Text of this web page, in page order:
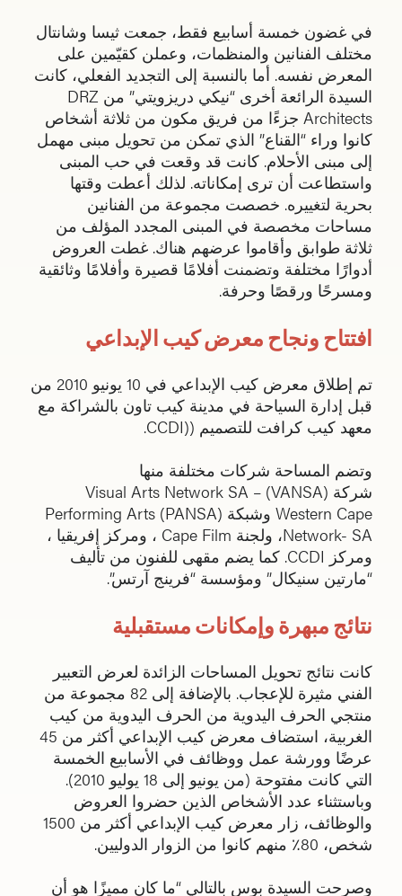
في غضون خمسة أسابيع فقط، جمعت ثيسا وشانتال
مختلف الفنانين والمنظمات، وعملن كقيّمين على
المعرض نفسه. أما بالنسبة إلى التجديد الفعلي، كانت
السيدة الرائعة أخرى “نيكي دريزويتي” من DRZ
Architects جزءًا من فريق مكون من ثلاثة أشخاص
كانوا وراء “القناع” الذي تمكن من تحويل مبنى مهمل
إلى مبنى الأحلام. كانت قد وقعت في حب المبنى
واستطاعت أن ترى إمكاناته. لذلك أعطت وقتها
بحرية لتغييره. خصصت مجموعة من الفنانين
مساحات مخصصة في المبنى المجدد المؤلف من
ثلاثة طوابق وأقاموا عرضهم هناك. غطت العروض
أدوارًا مختلفة وتضمنت أفلامًا قصيرة وأفلامًا وثائقية
ومسرحًا ورقصًا وحرفة.
افتتاح ونجاح معرض كيب الإبداعي
تم إطلاق معرض كيب الإبداعي في 10 يونيو 2010 من
قبل إدارة السياحة في مدينة كيب تاون بالشراكة مع
معهد كيب كرافت للتصميم ((CCDI.
وتضم المساحة شركات مختلفة منها
شركة (VANSA) Visual Arts Network SA –
Western Cape وشبكة (PANSA) Performing Arts
Network- SA، ولجنة Cape Film ، ومركز إفريقيا ،
ومركز CCDI. كما يضم مقهى للفنون من تأليف
“مارتين سنيكال” ومؤسسة “فرينج آرتس”.
نتائج مبهرة وإمكانات مستقبلية
كانت نتائج تحويل المساحات الزائدة لعرض التعبير
الفني مثيرة للإعجاب. بالإضافة إلى 82 مجموعة من
منتجي الحرف اليدوية من الحرف اليدوية من كيب
الغربية، استضاف معرض كيب الإبداعي أكثر من 45
عرضًا وورشة عمل ووظائف في الأسابيع الخمسة
التي كانت مفتوحة (من يونيو إلى 18 يوليو 2010).
وباستثناء عدد الأشخاص الذين حضروا العروض
والوظائف، زار معرض كيب الإبداعي أكثر من 1500
شخص، 80٪ منهم كانوا من الزوار الدوليين.
وصرحت السيدة بوس بالتالي “ما كان مميزًا هو أن